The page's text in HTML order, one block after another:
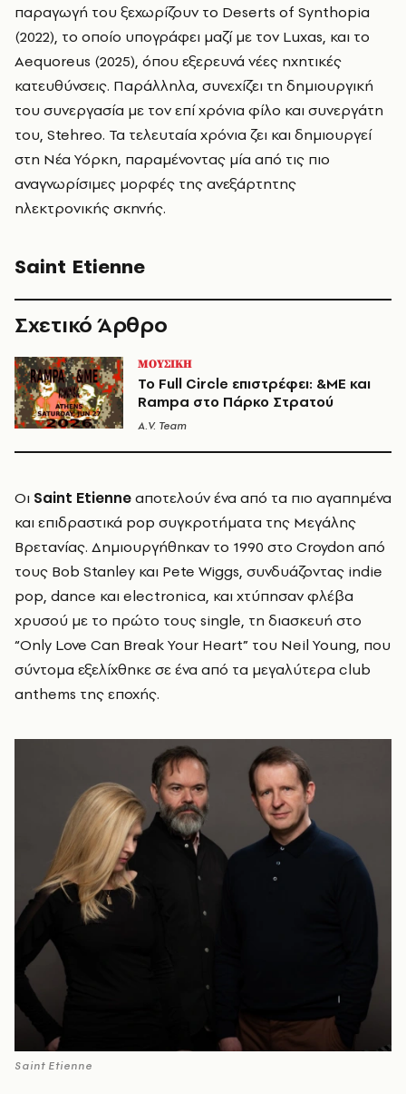
παραγωγή του ξεχωρίζουν το Deserts of Synthopia
(2022), το οποίο υπογράφει μαζί με τον Luxas, και το
Aequoreus (2025), όπου εξερευνά νέες ηχητικές
κατευθύνσεις. Παράλληλα, συνεχίζει τη δημιουργική
του συνεργασία με τον επί χρόνια φίλο και συνεργάτη
του, Stehreo. Τα τελευταία χρόνια ζει και δημιουργεί
στη Νέα Υόρκη, παραμένοντας μία από τις πιο
αναγνωρίσιμες μορφές της ανεξάρτητης
ηλεκτρονικής σκηνής.
Saint Etienne
Σχετικό Άρθρο
ΜΟΥΣΙΚΗ
Το Full Circle επιστρέφει: &ME και
Rampa στο Πάρκο Στρατού
A.V. Team
Οι Saint Etienneαποτελούν ένα από τα πιο αγαπημένα
και επιδραστικά pop συγκροτήματα της Μεγάλης
Βρετανίας. Δημιουργήθηκαν το 1990 στο Croydon από
τους Bob Stanley και Pete Wiggs, συνδυάζοντας indie
pop, dance και electronica, και χτύπησαν φλέβα
χρυσού με το πρώτο τους single, τη διασκευή στο
“Only Love Can Break Your Heart” του Neil Young, που
σύντομα εξελίχθηκε σε ένα από τα μεγαλύτερα club
anthems της εποχής.
Saint Etienne